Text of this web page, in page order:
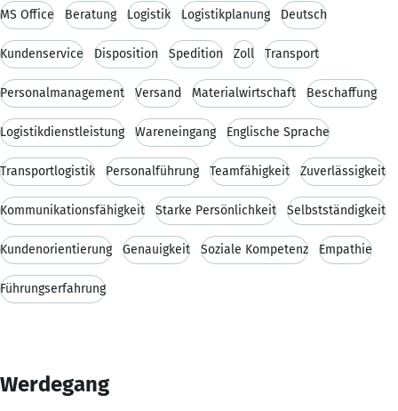
MS Office Beratung Logistik Logistikplanung Deutsch
Kundenservice Disposition Spedition Zoll Transport
Personalmanagement Versand Materialwirtschaft Beschaffung
Logistikdienstleistung Wareneingang Englische Sprache
Transportlogistik Personalführung Teamfähigkeit Zuverlässigkeit
Kommunikationsfähigkeit Starke Persönlichkeit Selbstständigkeit
Kundenorientierung Genauigkeit Soziale Kompetenz Empathie
Führungserfahrung
Werdegang